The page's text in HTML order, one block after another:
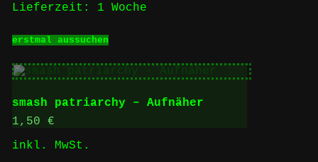
werden
Lieferzeit: 1 Woche
erstmal aussuchenProdukt
mehrere
Varianten
auf.
Die
smash patriarchy – Aufnäher
1,50 €
inkl. MwSt.